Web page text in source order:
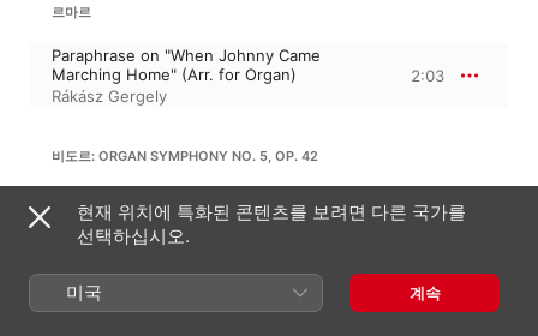
르마르
Paraphrase on "When Johnny Came
Marching Home" (Arr. for Organ)
Rákász Gergely
2:03
비도르: ORGAN SYMPHONY NO. 5, OP. 42
No. 1 (Arr. for Organ)
Rákász Gergely
11:53
Z. 코다이: EPIGRAMS
현재 위치에 특화된 콘텐츠를 보려면 다른 국가를
선택하십시오.
미국 계속